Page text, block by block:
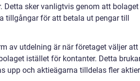
Detta sker vanligtvis genom att bolaget
tillgångar för att betala ut pengar till
av utdelning är när företaget väljer att
istället för kontanter. Detta
upp och aktieägarna tilldelas fler aktier